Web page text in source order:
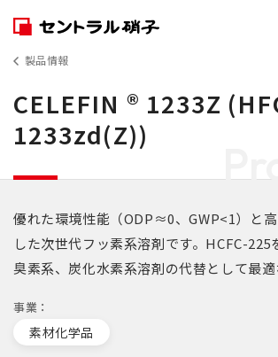
製品情報
CELEFIN ®︎ 1233Z
1233zd(Z))
優れた環境性能（ODP≈0、GWP<1）と
した次世代フッ素系溶剤です。HCFC-225
臭素系、炭化水素系溶剤の代替として最適
事業
素材化学品